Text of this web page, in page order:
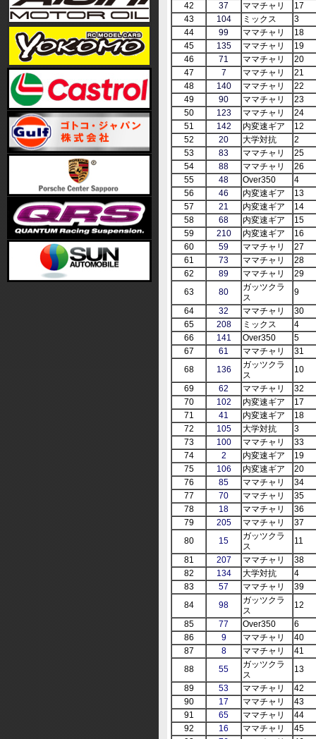
42
37 ママチャリ
17
43
104 ミックス
3
44
99 ママチャリ
18
45
135 ママチャリ
19
46
71 ママチャリ
20
47
7 ママチャリ
21
48
140 ママチャリ
22
49
90 ママチャリ
23
50
123 ママチャリ
24
51
142 内変速ギア
12
52
20 大学対抗
2
53
83 ママチャリ
25
54
88 ママチャリ
26
55
48 Over350
4
56
46 内変速ギア
13
57
21 内変速ギア
14
58
68 内変速ギア
15
59
210 内変速ギア
16
60
59 ママチャリ
27
61
73 ママチャリ
28
62
89 ママチャリ
29
63
80
ガッツクラ
ス
9
64
32 ママチャリ
30
65
208 ミックス
4
66
141 Over350
5
67
61 ママチャリ
31
68
136
ガッツクラ
ス
10
69
62 ママチャリ
32
70
102 内変速ギア
17
71
41 内変速ギア
18
72
105 大学対抗
3
73
100 ママチャリ
33
74
2 内変速ギア
19
75
106 内変速ギア
20
76
85 ママチャリ
34
77
70 ママチャリ
35
78
18 ママチャリ
36
79
205 ママチャリ
37
80
15
ガッツクラ
ス
11
81
207 ママチャリ
38
82
134 大学対抗
4
83
57 ママチャリ
39
84
98
ガッツクラ
ス
12
85
77 Over350
6
86
9 ママチャリ
40
87
8 ママチャリ
41
88
55
ガッツクラ
ス
13
89
53 ママチャリ
42
90
17 ママチャリ
43
91
65 ママチャリ
44
92
16 ママチャリ
45